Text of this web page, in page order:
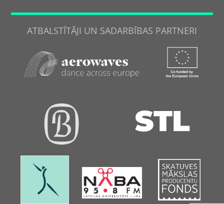
ATBALSTĪTĀJI UN SADARBĪBAS PARTNERI